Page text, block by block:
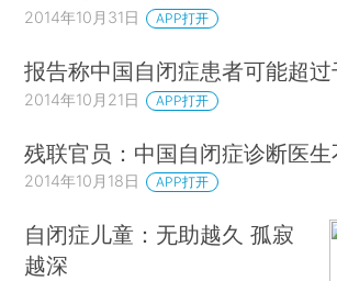
2014年10月31日 APP打开
报告称中国自闭症患者可能超
2014年10月21日 APP打开
残联官员：中国自闭症诊断医生
2014年10月18日 APP打开
自闭症儿童：无助越久 孤寂
越深